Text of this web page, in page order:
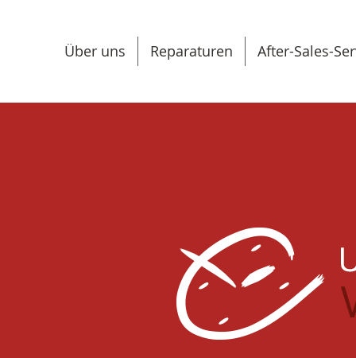
Über uns Reparaturen After-Sales-